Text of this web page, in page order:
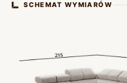
SCHEMAT WYMIARÓW